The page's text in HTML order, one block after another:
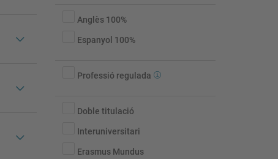
Idioma
Anglès 100%
Espanyol 100%
Professió
Professió regulada
Interuniversitari
Doble titulació
Interuniversitari
Erasmus Mundus